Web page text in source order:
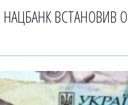
НАЦБАНК ВСТАНОВИВ